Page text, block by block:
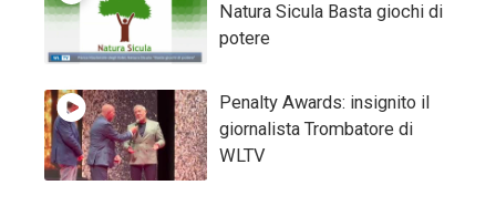
Natura Sicula Basta giochi di
potere
Penalty Awards: insignito il
giornalista Trombatore di
WLTV